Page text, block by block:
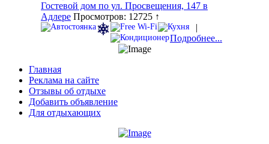
Гостевой дом по ул. Просвещения, 147 в
Адлере Просмотров: 12725 ↑
|
Подробнее...
Главная
Реклама на сайте
Отзывы об отдыхе
Добавить объявление
Для отдыхающих